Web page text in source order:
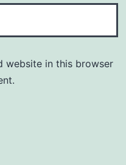
website in this browser